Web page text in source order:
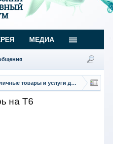
товары и услуги для рыбаков
на Т6
МЕДИА